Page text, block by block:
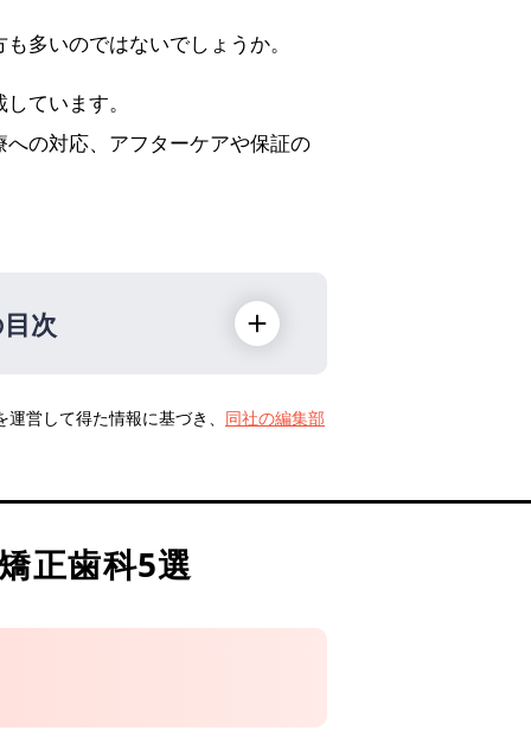
多いのではないでしょうか。
ています。
の対応、アフターケアや保証の
次
営して得た情報に基づき、 同社の編集部
正歯科5選